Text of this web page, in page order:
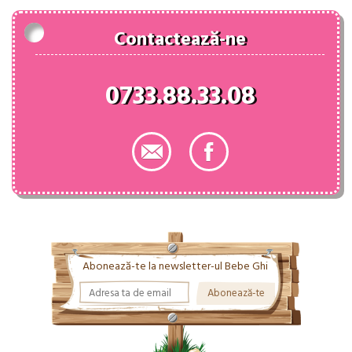
Contactează-ne
0733.88.33.08
Abonează-te la newsletter-ul Bebe Ghi